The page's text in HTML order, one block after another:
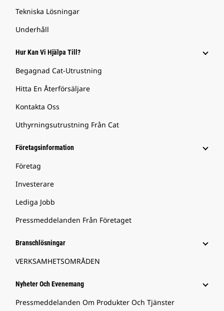
Tekniska Lösningar
Underhåll
Hur Kan Vi Hjälpa Till?
Begagnad Cat-Utrustning
Hitta En Återförsäljare
Kontakta Oss
Uthyrningsutrustning Från Cat
Företagsinformation
Företag
Investerare
Lediga Jobb
Pressmeddelanden Från Företaget
Branschlösningar
VERKSAMHETSOMRÅDEN
Nyheter Och Evenemang
Pressmeddelanden Om Produkter Och Tjänster